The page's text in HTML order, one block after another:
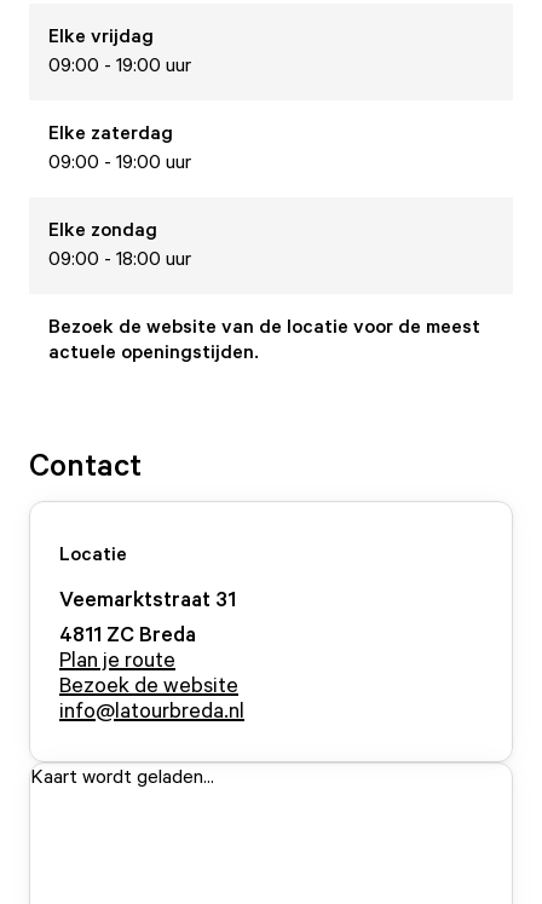
Elke vrijdag
09:00 - 19:00 uur
Elke zaterdag
09:00 - 19:00 uur
Elke zondag
09:00 - 18:00 uur
Bezoek de website van de locatie voor de meest
actuele openingstijden.
Contact
Locatie
Veemarktstraat 31
4811 ZC Breda
Plan je route
Bezoek de website
info@latourbreda.nl
Kaart wordt geladen...